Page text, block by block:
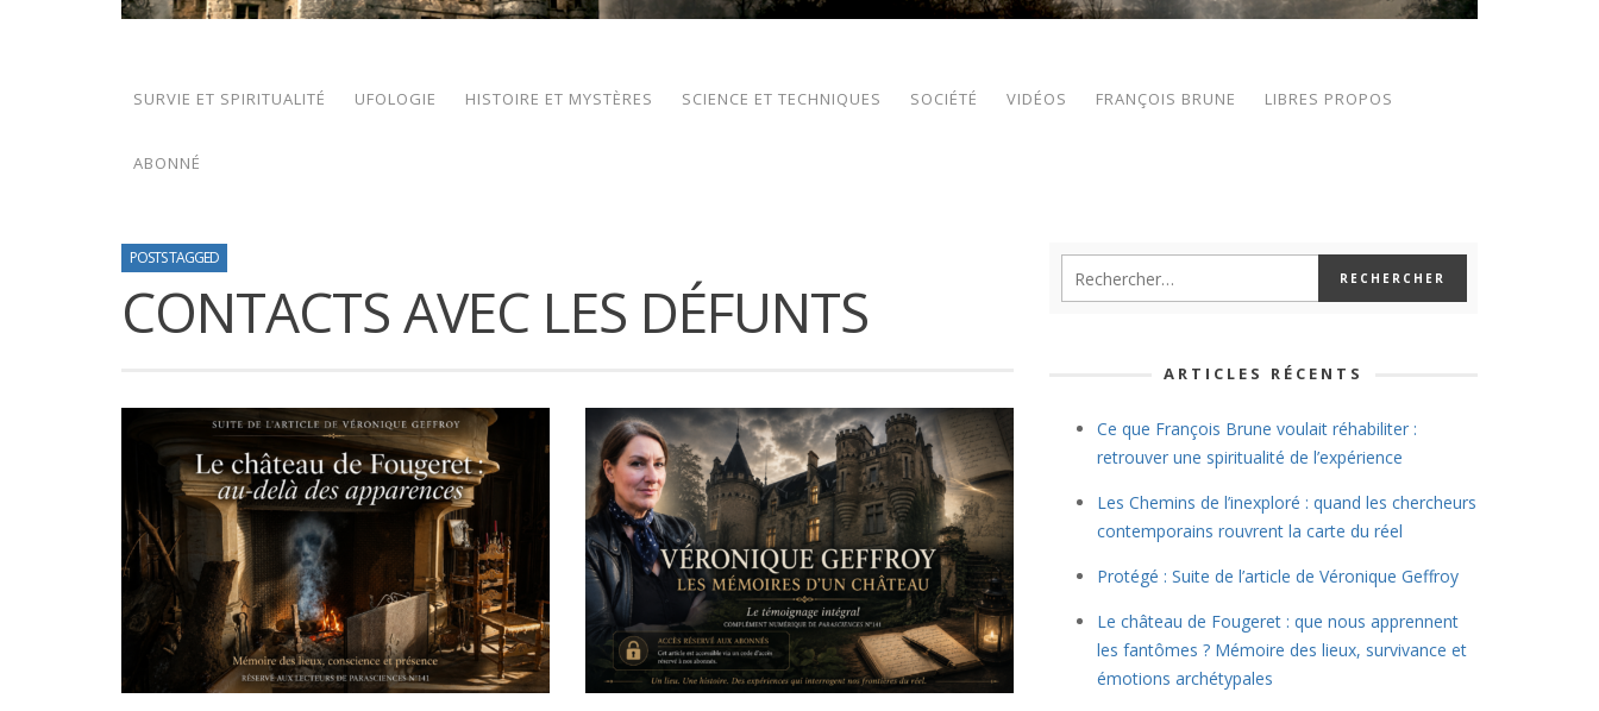
SURVIE ET SPIRITUALITÉ UFOLOGIE HISTOIRE ET MYSTÈRES SCIENCE ET TECHNIQUES SOCIÉTÉ VIDÉOS FRANÇOIS BRUNE LIBRES PROPOS
ABONNÉ
POSTS TAGGED
CONTACTS AVEC LES DÉFUNTS
ARTICLES RÉCENTS
Ce que François Brune voulait réhabiliter :
retrouver une spiritualité de l’expérience
Les Chemins de l’inexploré : quand les chercheurs
contemporains rouvrent la carte du réel
Protégé : Suite de l’article de Véronique Geffroy
Le château de Fougeret : que nous apprennent
les fantômes ? Mémoire des lieux, survivance et
émotions archétypales